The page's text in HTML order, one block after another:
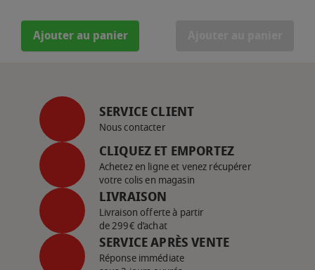
Ajouter au panier
SERVICE CLIENT
Nous contacter
CLIQUEZ ET EMPORTEZ
Achetez en ligne et venez récupérer
votre colis en magasin
LIVRAISON
Livraison offerte à partir
de 299€ d’achat
SERVICE APRÈS VENTE
Réponse immédiate